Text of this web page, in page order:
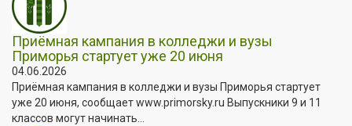
Приёмная кампания в колледжи и вузы
Приморья стартует уже 20 июня
04.06.2026
Приёмная кампания в колледжи и вузы Приморья стартует
уже 20 июня, сообщает www.primorsky.ru Выпускники 9 и 11
классов могут начинать...